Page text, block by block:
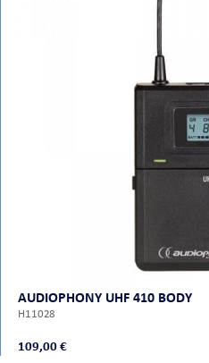
AUDIOPHONY UHF 410 BODY
H11028
109,00 €